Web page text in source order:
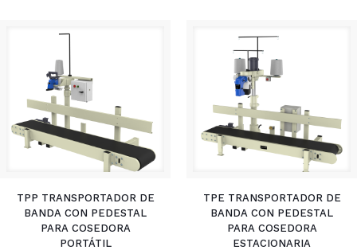
TPP TRANSPORTADOR DE
BANDA CON PEDESTAL
PARA COSEDORA
PORTÁTIL
TPE TRANSPORTADOR DE
BANDA CON PEDESTAL
PARA COSEDORA
ESTACIONARIA